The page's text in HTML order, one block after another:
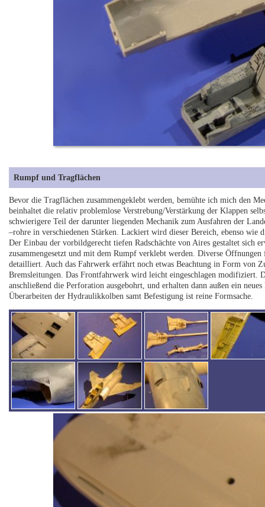
Rumpf und Tragflächen
Bevor die Tragflächen zusammengeklebt werden, bemühte ich mich den
beinhaltet die relativ problemlose Verstrebung/Verstärkung der Klappen
schwierigere Teil der darunter liegenden Mechanik zum Ausfahren der
–rohre in verschiedenen Stärken. Lackiert wird dieser Bereich, ebenso wie
Der Einbau der vorbildgerecht tiefen Radschächte von Aires gestaltet sich
zusammengesetzt und mit dem Rumpf verklebt werden. Diverse
detailliert. Auch das Fahrwerk erfährt noch etwas Beachtung in Form von
Bremsleitungen. Das Frontfahrwerk wird leicht eingeschlagen modifiziert.
anschließend die Perforation ausgebohrt, und erhalten dann außen ein
Überarbeiten der Hydraulikkolben samt Befestigung ist reine Formsache.